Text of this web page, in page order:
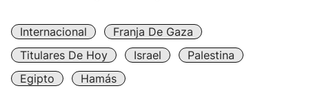
Internacional
Franja De Gaza
Titulares De Hoy
Israel
Palestina
Egipto
Hamás